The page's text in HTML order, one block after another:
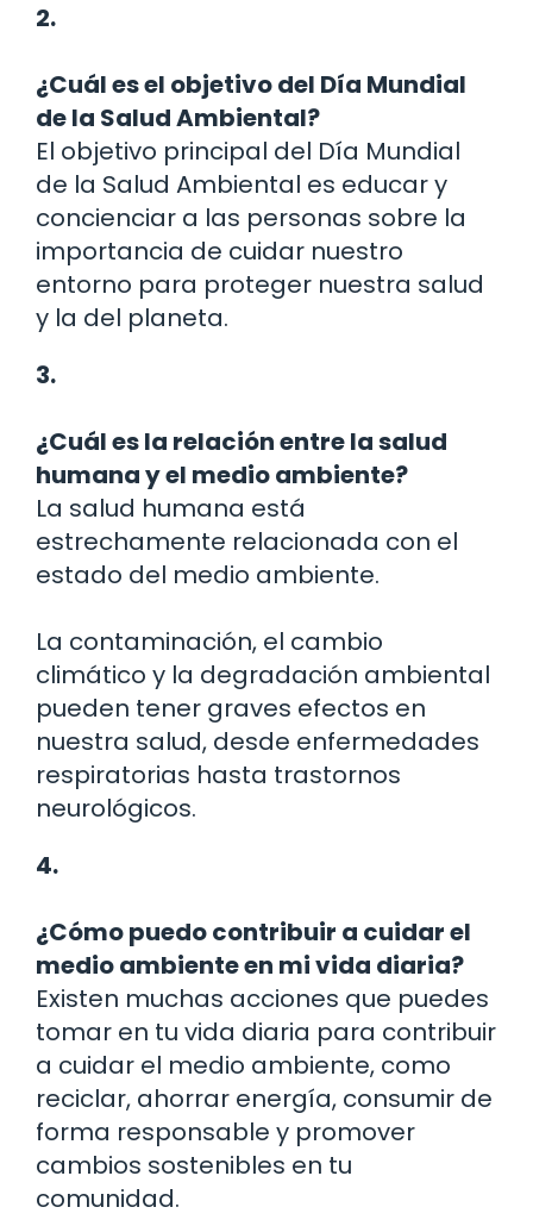
2.
¿Cuál es el objetivo del Día Mundial
de la Salud Ambiental?
El objetivo principal del Día Mundial
de la Salud Ambiental es educar y
concienciar a las personas sobre la
importancia de cuidar nuestro
entorno para proteger nuestra salud
y la del planeta.
3.
¿Cuál es la relación entre la salud
humana y el medio ambiente?
La salud humana está
estrechamente relacionada con el
estado del medio ambiente.
La contaminación, el cambio
climático y la degradación ambiental
pueden tener graves efectos en
nuestra salud, desde enfermedades
respiratorias hasta trastornos
neurológicos.
4.
¿Cómo puedo contribuir a cuidar el
medio ambiente en mi vida diaria?
Existen muchas acciones que puedes
tomar en tu vida diaria para contribuir
a cuidar el medio ambiente, como
reciclar, ahorrar energía, consumir de
forma responsable y promover
cambios sostenibles en tu
comunidad.